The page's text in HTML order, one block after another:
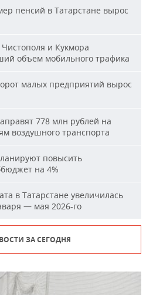
пенсий в Татарстане вырос
и Кукмора
объем мобильного трафика
малых предприятий вырос
778 млн рублей на
воздушного транспорта
повысить
на 4%
в Татарстане увеличилась
— мая 2026-го
ЗА СЕГОДНЯ